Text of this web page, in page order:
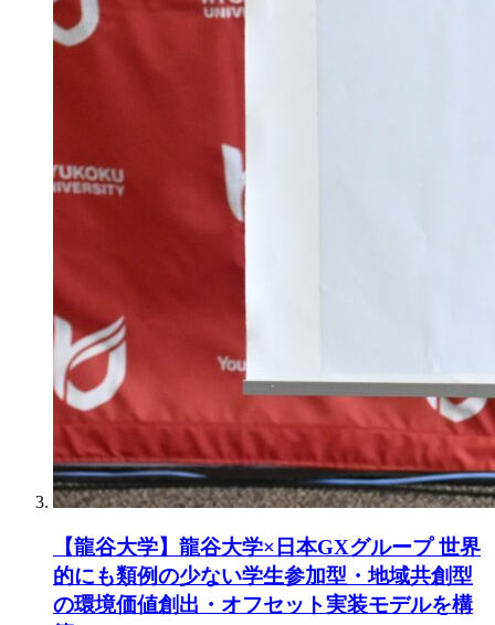
【龍谷大学】龍谷大学×日本GXグループ 世界
的にも類例の少ない学生参加型・地域共創型
の環境価値創出・オフセット実装モデルを構